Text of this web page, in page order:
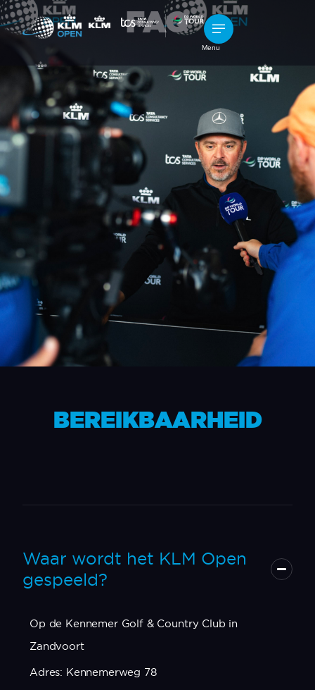
Menu
FAQ
BEREIKBAARHEID
Waar wordt het KLM Open
gespeeld?
Op de Kennemer Golf & Country Club in
Zandvoort
Adres: Kennemerweg 78